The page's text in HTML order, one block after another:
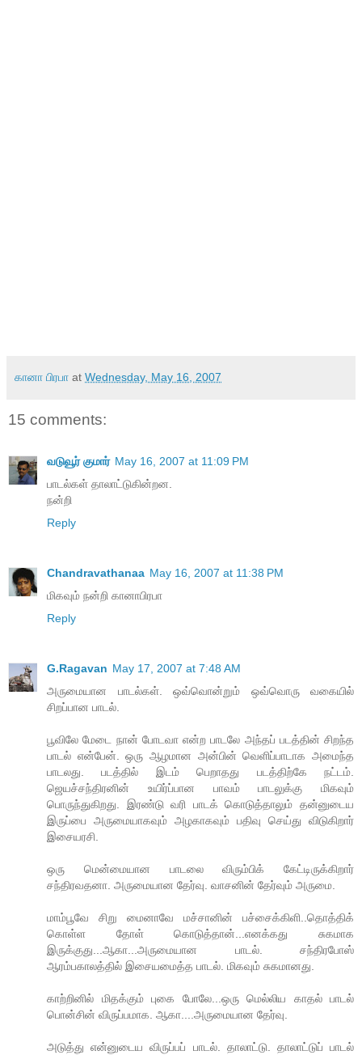
கானா பிரபா at Wednesday, May 16, 2007
15 comments:
வடுவூர் குமார் May 16, 2007 at 11:09 PM
பாடல்கள் தாலாட்டுகின்றன.
நன்றி
Reply
Chandravathanaa May 16, 2007 at 11:38 PM
மிகவும் நன்றி கானாபிரபா
Reply
G.Ragavan May 17, 2007 at 7:48 AM
அருமையான பாடல்கள். ஒவ்வொன்றும் ஒவ்வொரு வகையில்
சிறப்பான பாடல்.
பூவிலே மேடை நான் போடவா என்ற பாடலே அந்தப் படத்தின் சிறந்த
பாடல் என்பேன். ஒரு ஆழமான அன்பின் வெளிப்பாடாக அமைந்த
பாடலது. படத்தில் இடம் பெறாதது படத்திற்கே நட்டம்.
ஜெயச்சந்திரனின் உயிர்ப்பான பாவம் பாடலுக்கு மிகவும்
பொருந்துகிறது. இரண்டு வரி பாடக் கொடுத்தாலும் தன்னுடைய
இருப்பை அருமையாகவும் அழகாகவும் பதிவு செய்து விடுகிறார்
இசையரசி.
ஒரு மென்மையான பாடலை விரும்பிக் கேட்டிருக்கிறார்
சந்திரவதனா. அருமையான தேர்வு. வாசனின் தேர்வும் அருமை.
மாம்பூவே சிறு மைனாவே மச்சானின் பச்சைக்கிளி..தொத்திக்
கொள்ள தோள் கொடுத்தான்...எனக்கது சுகமாக
இருக்குது...ஆகா...அருமையான பாடல். சந்திரபோஸ்
ஆரம்பகாலத்தில் இசையமைத்த பாடல். மிகவும் சுகமானது.
காற்றினில் மிதக்கும் புகை போலே...ஒரு மெல்லிய காதல் பாடல்
பொன்சின் விருப்பமாக. ஆகா....அருமையான தேர்வு.
அடுத்து என்னுடைய விருப்பப் பாடல். தாலாட்டு. தாலாட்டுப் பாடல்